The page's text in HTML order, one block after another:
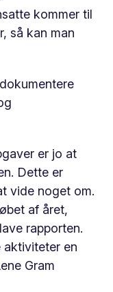
kommer til
så kan man
er jo at
Dette er
vide noget om.
af året,
rapporten.
aktiviteter en
Gram